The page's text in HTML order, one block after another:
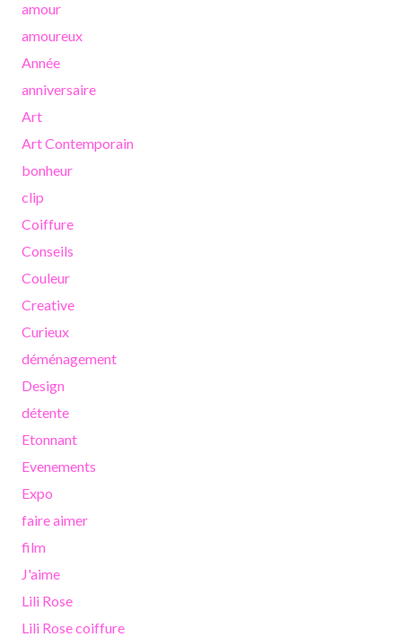
amour
amoureux
Année
anniversaire
Art
Art Contemporain
bonheur
clip
Coiffure
Conseils
Couleur
Creative
Curieux
déménagement
Design
détente
Etonnant
Evenements
Expo
faire aimer
film
J'aime
Lili Rose
Lili Rose coiffure